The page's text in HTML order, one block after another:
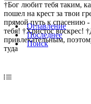
†Бог любит тебя таким,
пошел на крест за твои
прямой путь к спасению
тебя! †Христос воскрес!
привлекательным,
туда
Оглавление
Последнее
Поиск